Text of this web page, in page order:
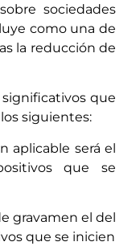
sociedades
como una de
la reducción de
que
siguientes:
aplicable será el
que se
gravamen el del
que se inicien